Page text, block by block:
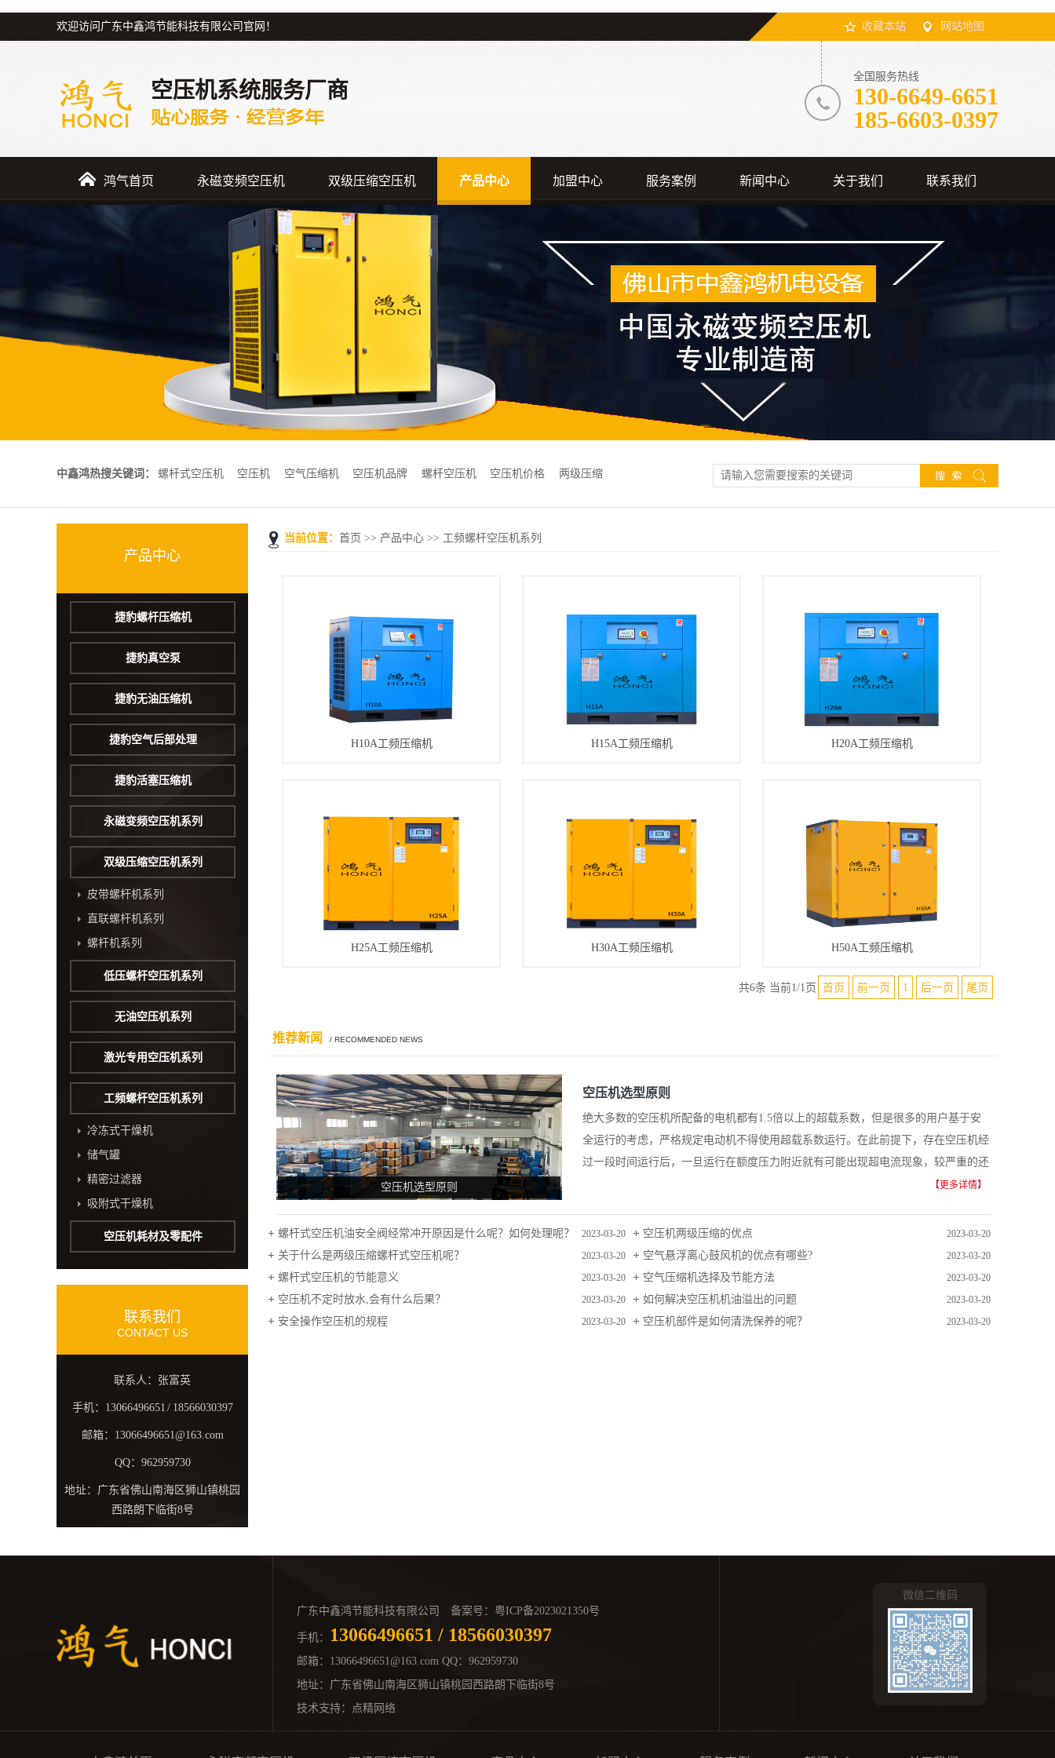
收藏本站 网站地图
欢迎访问广东中鑫鸿节能科技有限公司官网！
空压机系统服务厂商
全国服务热线
130-6649-6651
185-6603-0397
鸿气首页 永磁变频空压机 双级压缩空压机 产品中心 加盟中心 服务案例 新闻中心 关于我们 联系我们
中鑫鸿热搜关键词： 螺杆式空压机 空压机 空气压缩机 空压机品牌 螺杆空压机 空压机价格 两级压缩
当前位置： 首页 >> 产品中心 >> 工频螺杆空压机系列
H10A工频压缩机 H15A工频压缩机 H20A工频压缩机
H25A工频压缩机 H30A工频压缩机 H50A工频压缩机
共6条 当前1/1页 首页 前一页 1 后一页 尾页
推荐新闻 / RECOMMENDED NEWS
空压机选型原则
空压机选型原则
绝大多数的空压机所配备的电机都有1.5倍以上的超载系数，但是很多的用户基于安
全运行的考虑，严格规定电动机不得使用超载系数运行。在此前提下，存在空压机经
过一段时间运行后，一旦运行在额度压力附近就有可能出现超电流现象，较严重的还
会造成电机烧毁。因此客户再选取空压机电动容量时就因注意，空压机投运压力计划
【更多详情】
2023-03-20
螺杆式空压机油安全阀经常冲开原因是什么呢？如何处理呢？ 2023-03-20
空压机两级压缩的优点
2023-03-20
关于什么是两级压缩螺杆式空压机呢？ 2023-03-20
空气悬浮离心鼓风机的优点有哪些?
2023-03-20
螺杆式空压机的节能意义 2023-03-20
空气压缩机选择及节能方法
2023-03-20
空压机不定时放水,会有什么后果？ 2023-03-20
如何解决空压机机油溢出的问题
2023-03-20
安全操作空压机的规程 2023-03-20
空压机部件是如何清洗保养的呢？
产品中心
捷豹螺杆压缩机
捷豹真空泵
捷豹无油压缩机
捷豹空气后部处理
捷豹活塞压缩机
永磁变频空压机系列
双级压缩空压机系列
皮带螺杆机系列
直联螺杆机系列
螺杆机系列
低压螺杆空压机系列
无油空压机系列
激光专用空压机系列
工频螺杆空压机系列
冷冻式干燥机
储气罐
精密过滤器
吸附式干燥机
空压机耗材及零配件
联系我们
CONTACT US
联系人：张富英
手机：13066496651 / 18566030397
邮箱：13066496651@163.com
QQ：962959730
地址：广东省佛山南海区狮山镇桃园
西路朗下临街8号
广东中鑫鸿节能科技有限公司 备案号： 粤ICP备2023021350号
手机： 13066496651 / 18566030397
邮箱： 13066496651@163.com QQ：962959730
地址：广东省佛山南海区狮山镇桃园西路朗下临街8号
技术支持： 点精网络
微信二维码